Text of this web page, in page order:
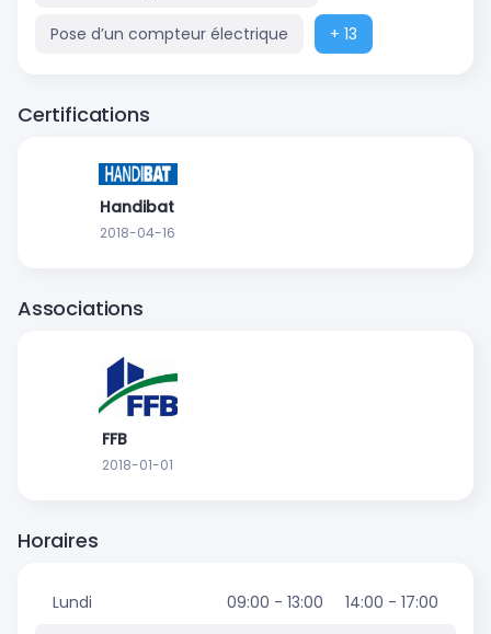
Pose d’un compteur électrique + 13
Certifications
Handibat
2018-04-16
Associations
FFB
2018-01-01
Horaires
Lundi 09:00 - 13:00 14:00 - 17:00